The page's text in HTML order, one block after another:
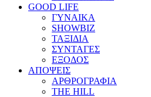
GOOD LIFE
ΓΥΝΑΙΚΑ
SHOWBIZ
ΤΑΞΙΔΙΑ
ΣΥΝΤΑΓΕΣ
ΕΞΟΔΟΣ
ΑΠΟΨΕΙΣ
ΑΡΘΡΟΓΡΑΦΙΑ
THE HILL